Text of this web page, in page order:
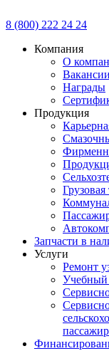
8 (800) 222 24 24
Компания
О
Вакансии
Награды
Продукция
Грузовая
Запчасти в
Услуги
Ремонт
Учебный